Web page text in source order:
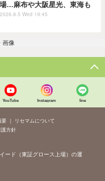
場…麻布や大阪星光、東海も
2026.8.5 Wed 19:45
画像
YouTube Instagram line
要
リセマムについて
方針
ード（東証グロース上場）の運